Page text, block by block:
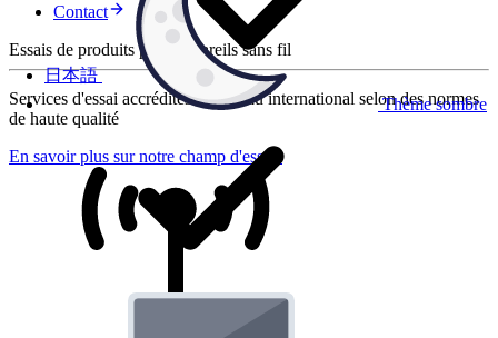
Thème sombre
日本語
Contact
Essais de produits pour appareils sans fil
Services d'essai accrédités au niveau international selon des normes
de haute qualité
En savoir plus sur notre champ d'essais